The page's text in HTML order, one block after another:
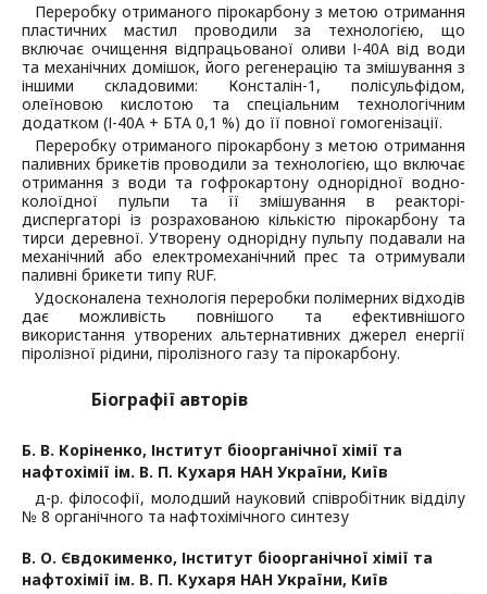
Переробку отриманого пірокарбону з метою отримання
пластичних мастил проводили за технологією, що
включає очищення відпрацьованої оливи І-40А від води
та механічних домішок, його регенерацію та змішування з
іншими складовими: Консталін-1, полісульфідом,
олеїновою кислотою та спеціальним технологічним
додатком (І-40А + БТА 0,1 %) до її повної гомогенізації.
Переробку отриманого пірокарбону з метою отримання
паливних брикетів проводили за технологією, що включає
отримання з води та гофрокартону однорідної водно-
колоїдної пульпи та її змішування в реакторі-
диспергаторі із розрахованою кількістю пірокарбону та
тирси деревної. Утворену однорідну пульпу подавали на
механічний або електромеханічний прес та отримували
паливні брикети типу RUF.
Удосконалена технологія переробки полімерних відходів
дає можливість повнішого та ефективнішого
використання утворених альтернативних джерел енергії
піролізної рідини, піролізного газу та пірокарбону.
Біографії авторів
Б. В. Коріненко, Інститут біоорганічної хімії та
нафтохімії ім. В. П. Кухаря НАН України, Київ
д-р. філософії, молодший науковий співробітник відділу
№ 8 органічного та нафтохімічного синтезу
В. О. Євдокименко, Інститут біоорганічної хімії та
нафтохімії ім. В. П. Кухаря НАН України, Київ